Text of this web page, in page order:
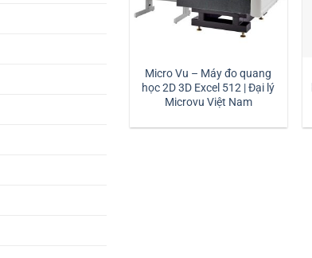
Micro Vu – Máy đo quang
học 2D 3D Excel 512 | Đại lý
Microvu Việt Nam